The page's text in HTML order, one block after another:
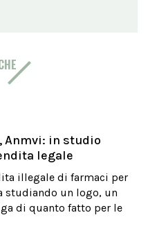
Anmvi: in studio
legale
illegale di farmaci per
studiando un logo, un
di quanto fatto per le